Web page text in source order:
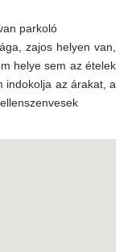
parkoló
zajos helyen van,
helye sem az ételek
indokolja az árakat, a